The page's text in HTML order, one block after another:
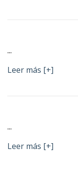
...
Leer más [+]
...
Leer más [+]